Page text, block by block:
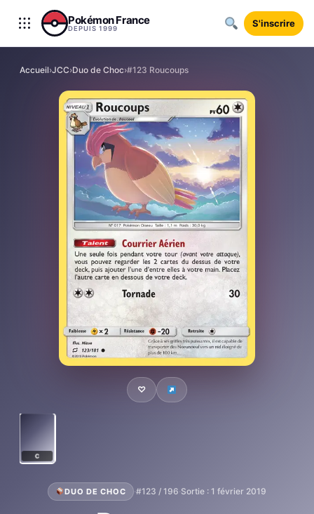
Aller au contenu
Pokémon France
DEPUIS 1999 S'inscrire
Accueil›JCC›Duo de Choc›#123 Roucoups
♡
C
DUO DE CHOC ·#123 / 196·Sortie : 1 février 2019